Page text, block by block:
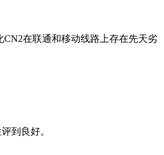
在联通和移动线路上存在先天劣
到良好。